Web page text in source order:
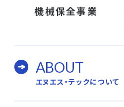
機械保全事業
ABOUT
エヌエス・テックについて